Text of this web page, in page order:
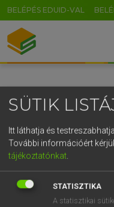
BELÉPÉS EDUID-VAL
SÜTIK
Itt láthatja és
További információért
tájékoztatónkat
STATISZTIKA
A statisztikai
GR
5
g h k l
v b n m